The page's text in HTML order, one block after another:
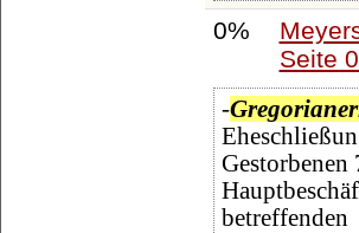
0%
Seite
-
betreffenden